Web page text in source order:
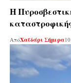
Η
ΑπόΧαϊδάρι Σήμερα